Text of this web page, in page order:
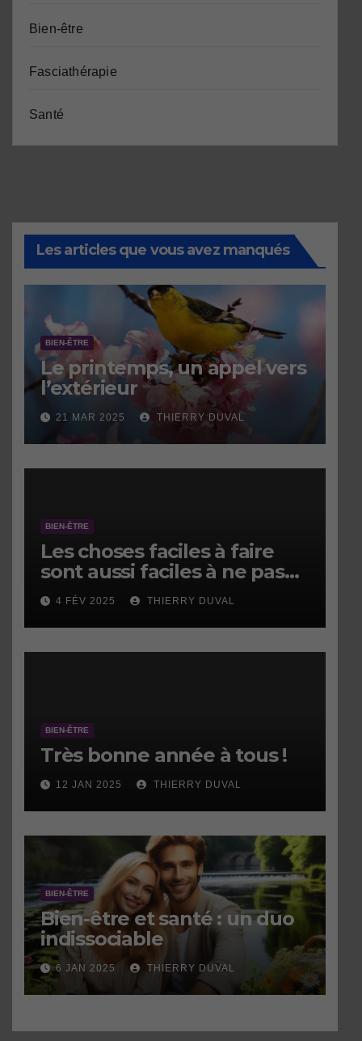
Bien-être
Fasciathérapie
Santé
Les articles que vous avez manqués
BIEN-ÊTRE
Le printemps, un appel vers
l’extérieur
21 MAR 2025 THIERRY DUVAL
BIEN-ÊTRE
Les choses faciles à faire
sont aussi faciles à ne pas
faire.
4 FÉV 2025 THIERRY DUVAL
BIEN-ÊTRE
Très bonne année à tous !
12 JAN 2025 THIERRY DUVAL
BIEN-ÊTRE
Bien-être et santé : un duo
indissociable
6 JAN 2025 THIERRY DUVAL